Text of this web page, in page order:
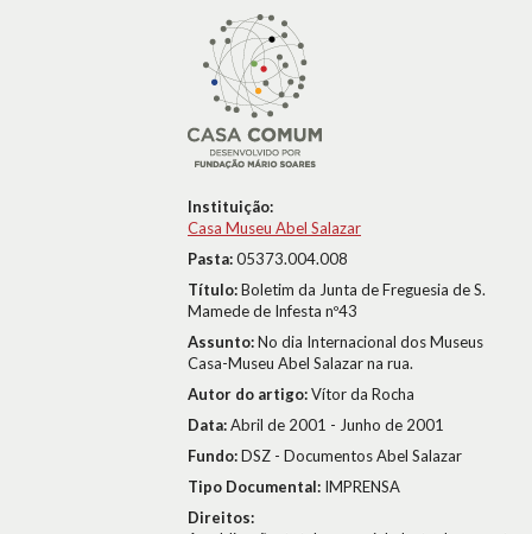
Instituição:
Casa Museu Abel Salazar
Pasta:05373.004.008
Título:Boletim da Junta de Freguesia de S.
Mamede de Infesta nº43
Assunto:No dia Internacional dos Museus 
Casa-Museu Abel Salazar na rua.
Autor do artigo:Vítor da Rocha
Data:Abril de 2001 - Junho de 2001
Fundo:DSZ - Documentos Abel Salazar
Tipo Documental: IMPRENSA
Direitos: